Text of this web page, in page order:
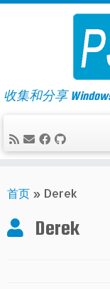
Skip
收集和分享
首页 » Derek
Derek